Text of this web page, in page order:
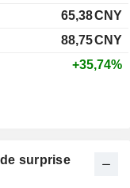
65,38CNY
88,75CNY
+35,74%
surprise